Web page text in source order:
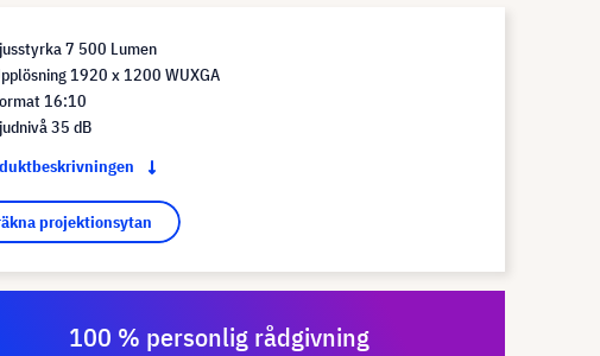
7 500 Lumen
1920 x 1200 WUXGA
16:10
35 dB
projektionsytan
100 % personlig rådgivning